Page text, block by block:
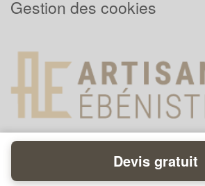
Gestion des cookies
Powered byPlus que
Devis gratuit